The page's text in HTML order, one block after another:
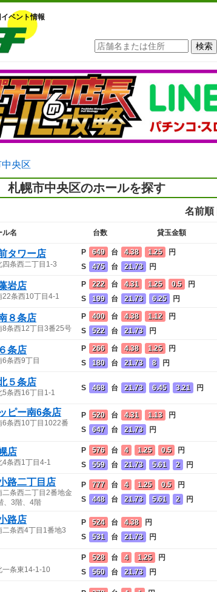
ベント情報
央区
札幌市中央区のホールを探す
名前順|
ル名 台数 貸玉金額
タワー店
条西二丁目1-3
P 649
台
S
475 台
4.38 1.25
円
21.73
円
岩店
22条西10丁目4-1
P 222
台
S
199 台
4.31 1.25 0.5
円
21.73
6.25 円
８条店
8条西12丁目3番25号
P 400
台
S
522 台
4.38 1.12
円
21.73
円
条店
条西9丁目
P 266
台
S
180 台
4.38 1.25
円
21.73
8 円
５条店
5条西16丁目1-1
S 468 台 21.73 6.45 3.21 円
ピー南6条店
6条西10丁目1022番
P 520
台
S
647 台
4.31 1.13
円
21.73
円
店
4条西1丁目4-1
P 576
台
S
559 台
4 1.25 0.5
円
21.73
5.61 2 円
路二丁目店
条西二丁目2番地金
、3階、4階
P 777
台
S
448 台
4 1.25 0.5
円
21.73
5.61 2 円
路店
条西4丁目1番地3
P 524
台
S
531 台
4.38
円
21.73
円
一条東14-1-10
P 528
台
S
560 台
4 1.25
円
21.73
円